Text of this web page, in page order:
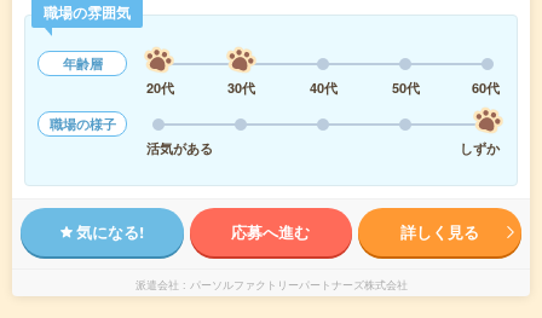
職場の雰囲気
年齢層
20代
30代 40代 50代
60代
職場の様子
活気がある
しずか
気になる! 応募へ進む 詳しく見る
派遣会社 パーソルファクトリーパートナーズ株式会社